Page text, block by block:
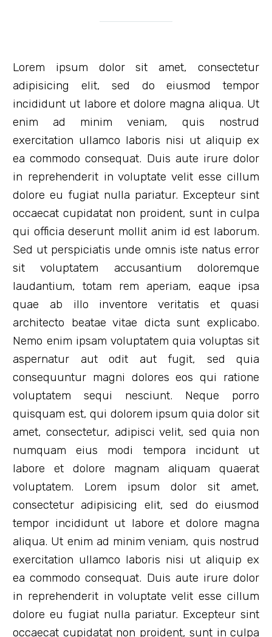
Lorem ipsum dolor sit amet, consectetur
adipisicing elit, sed do eiusmod tempor
incididunt ut labore et dolore magna aliqua. Ut
enim ad minim veniam, quis nostrud
exercitation ullamco laboris nisi ut aliquip ex
ea commodo consequat. Duis aute irure dolor
in reprehenderit in voluptate velit esse cillum
dolore eu fugiat nulla pariatur. Excepteur sint
occaecat cupidatat non proident, sunt in culpa
qui officia deserunt mollit anim id est laborum.
Sed ut perspiciatis unde omnis iste natus error
sit voluptatem accusantium doloremque
laudantium, totam rem aperiam, eaque ipsa
quae ab illo inventore veritatis et quasi
architecto beatae vitae dicta sunt explicabo.
Nemo enim ipsam voluptatem quia voluptas sit
aspernatur aut odit aut fugit, sed quia
consequuntur magni dolores eos qui ratione
voluptatem sequi nesciunt. Neque porro
quisquam est, qui dolorem ipsum quia dolor sit
amet, consectetur, adipisci velit, sed quia non
numquam eius modi tempora incidunt ut
labore et dolore magnam aliquam quaerat
voluptatem. Lorem ipsum dolor sit amet,
consectetur adipisicing elit, sed do eiusmod
tempor incididunt ut labore et dolore magna
aliqua. Ut enim ad minim veniam, quis nostrud
exercitation ullamco laboris nisi ut aliquip ex
ea commodo consequat. Duis aute irure dolor
in reprehenderit in voluptate velit esse cillum
dolore eu fugiat nulla pariatur. Excepteur sint
occaecat cupidatat non proident, sunt in culpa